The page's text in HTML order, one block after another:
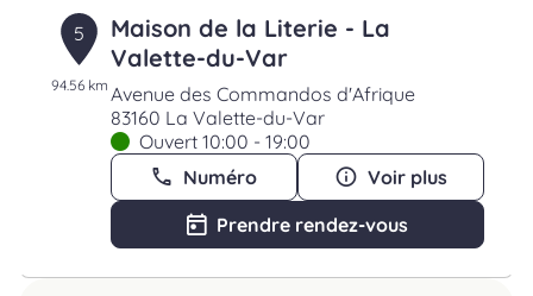
5
94.56 km
Maison de la Literie - La
Valette-du-Var
Avenue des Commandos d'Afrique
83160 La Valette-du-Var
Ouvert 10:00 - 19:00
Numéro
Voir plus
Prendre rendez-vous